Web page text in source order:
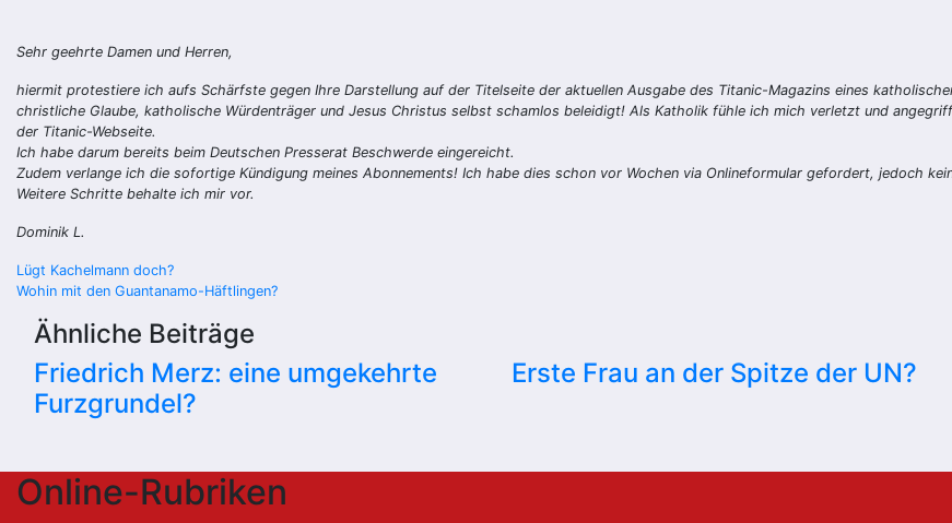
Sehr geehrte Damen und Herren,
hiermit protestiere ich aufs Schärfste gegen Ihre Darstellung auf der Titelseite der aktuellen Ausgabe des Titanic-Magazins eines
christliche Glaube, katholische Würdenträger und Jesus Christus selbst schamlos beleidigt! Als Katholik fühle ich mich verletzt und
der Titanic-Webseite.
Ich habe darum bereits beim Deutschen Presserat Beschwerde eingereicht.
Zudem verlange ich die sofortige Kündigung meines Abonnements! Ich habe dies schon vor Wochen via Onlineformular gefordert, jedoch
Weitere Schritte behalte ich mir vor.
Dominik L.
Beitragsnavigation
Lügt Kachelmann doch?
Wohin mit den Guantanamo-Häftlingen?
Ähnliche Beiträge
Friedrich Merz: eine umgekehrte
Furzgrundel?
Erste Frau an der Spitze der UN?
Online-Rubriken